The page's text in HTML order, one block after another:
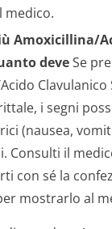
medico.
Amoxicillina/
deveSe
i segni
(nausea,
Consulti il
con sé la
mostrarlo al